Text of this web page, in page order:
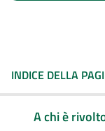
INDICE DELLA
A chi è